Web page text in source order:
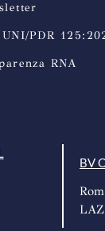
PDR
RNA
BV